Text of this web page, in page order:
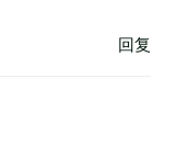
回复